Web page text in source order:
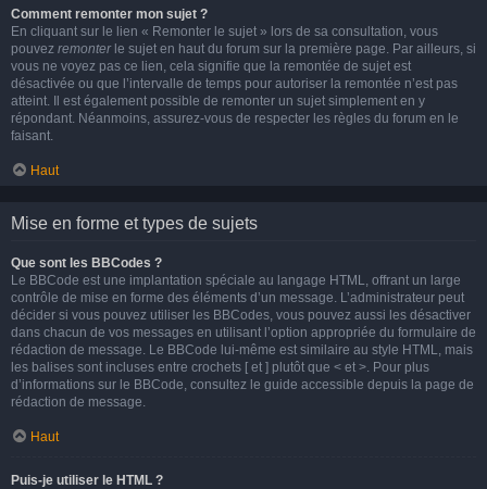
Comment remonter mon sujet ?
En cliquant sur le lien « Remonter le sujet » lors de sa consultation, vous
pouvez remonterle sujet en haut du forum sur la première page. Par ailleurs, si
vous ne voyez pas ce lien, cela signifie que la remontée de sujet est
désactivée ou que l’intervalle de temps pour autoriser la remontée n’est pas
atteint. Il est également possible de remonter un sujet simplement en y
répondant. Néanmoins, assurez-vous de respecter les règles du forum en le
faisant.
Haut
Mise en forme et types de sujets
Que sont les BBCodes ?
Le BBCode est une implantation spéciale au langage HTML, offrant un large
contrôle de mise en forme des éléments d’un message. L’administrateur peut
décider si vous pouvez utiliser les BBCodes, vous pouvez aussi les désactiver
dans chacun de vos messages en utilisant l’option appropriée du formulaire de
rédaction de message. Le BBCode lui-même est similaire au style HTML, mais
les balises sont incluses entre crochets [ et ] plutôt que < et >. Pour plus
d’informations sur le BBCode, consultez le guide accessible depuis la page de
rédaction de message.
Haut
Puis-je utiliser le HTML ?